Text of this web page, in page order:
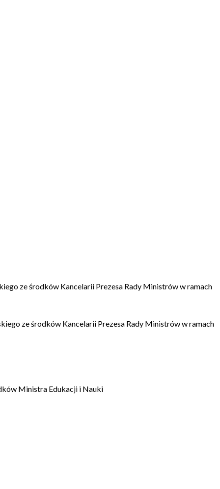
ze środków Kancelarii Prezesa Rady Ministrów w ramach
ze środków Kancelarii Prezesa Rady Ministrów w ramach
Ministra Edukacji i Nauki